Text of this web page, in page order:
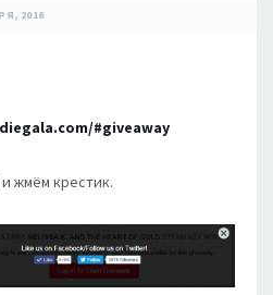
2016
#giveaway
жмём крестик.